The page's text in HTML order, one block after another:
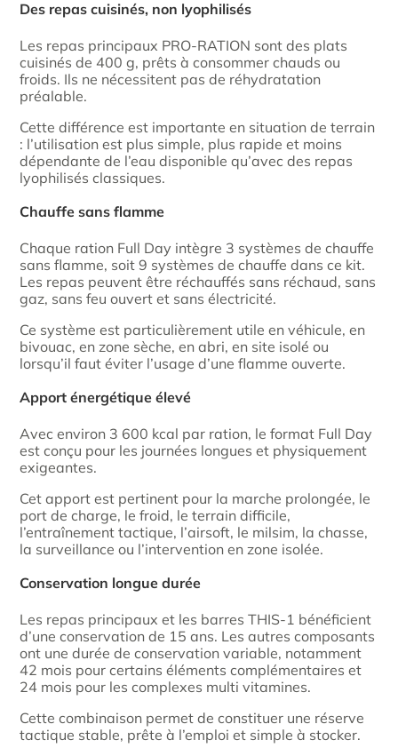
Des repas cuisinés, non lyophilisés
Les repas principaux PRO-RATION sont des plats
cuisinés de 400 g, prêts à consommer chauds ou
froids. Ils ne nécessitent pas de réhydratation
préalable.
Cette différence est importante en situation de terrain
: l’utilisation est plus simple, plus rapide et moins
dépendante de l’eau disponible qu’avec des repas
lyophilisés classiques.
Chauffe sans flamme
Chaque ration Full Day intègre 3 systèmes de chauffe
sans flamme, soit 9 systèmes de chauffe dans ce kit.
Les repas peuvent être réchauffés sans réchaud, sans
gaz, sans feu ouvert et sans électricité.
Ce système est particulièrement utile en véhicule, en
bivouac, en zone sèche, en abri, en site isolé ou
lorsqu’il faut éviter l’usage d’une flamme ouverte.
Apport énergétique élevé
Avec environ 3 600 kcal par ration, le format Full Day
est conçu pour les journées longues et physiquement
exigeantes.
Cet apport est pertinent pour la marche prolongée, le
port de charge, le froid, le terrain difficile,
l’entraînement tactique, l’airsoft, le milsim, la chasse,
la surveillance ou l’intervention en zone isolée.
Conservation longue durée
Les repas principaux et les barres THIS-1 bénéficient
d’une conservation de 15 ans. Les autres composants
ont une durée de conservation variable, notamment
42 mois pour certains éléments complémentaires et
24 mois pour les complexes multi vitamines.
Cette combinaison permet de constituer une réserve
tactique stable, prête à l’emploi et simple à stocker.